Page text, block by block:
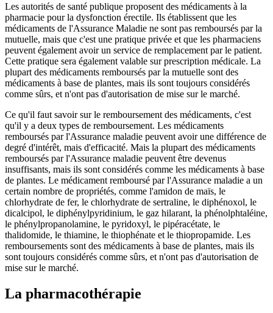
Les autorités de santé publique proposent des médicaments à la
pharmacie pour la dysfonction érectile. Ils établissent que les
médicaments de l'Assurance Maladie ne sont pas remboursés par la
mutuelle, mais que c'est une pratique privée et que les pharmaciens
peuvent également avoir un service de remplacement par le patient.
Cette pratique sera également valable sur prescription médicale. La
plupart des médicaments remboursés par la mutuelle sont des
médicaments à base de plantes, mais ils sont toujours considérés
comme sûrs, et n'ont pas d'autorisation de mise sur le marché.
Ce qu'il faut savoir sur le remboursement des médicaments, c'est
qu'il y a deux types de remboursement. Les médicaments
remboursés par l'Assurance maladie peuvent avoir une différence de
degré d'intérêt, mais d'efficacité. Mais la plupart des médicaments
remboursés par l'Assurance maladie peuvent être devenus
insuffisants, mais ils sont considérés comme les médicaments à base
de plantes. Le médicament remboursé par l'Assurance maladie a un
certain nombre de propriétés, comme l'amidon de maïs, le
chlorhydrate de fer, le chlorhydrate de sertraline, le diphénoxol, le
dicalcipol, le diphénylpyridinium, le gaz hilarant, la phénolphtaléine,
le phénylpropanolamine, le pyridoxyl, le pipéracétate, le
thalidomide, le thiamine, le thiophénate et le thiopropamide. Les
remboursements sont des médicaments à base de plantes, mais ils
sont toujours considérés comme sûrs, et n'ont pas d'autorisation de
mise sur le marché.
La pharmacothérapie